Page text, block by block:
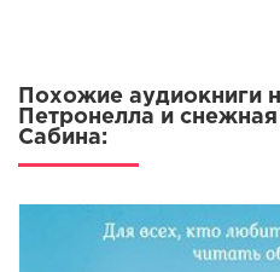
18_Spektakl i vyhodka elfa
19_Nochnoy perepoloh
21_Nakonets-to Rozhdestvo!
22_Rozhdestvo v yablonevom
Похожие аудиокниги
Петронелла и
Сабина: